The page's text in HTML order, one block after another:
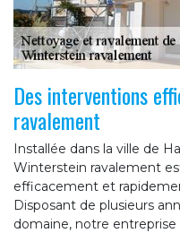
Des interventions
ravalement
Installée dans la ville de
Winterstein ravalement
efficacement et
Disposant de plusieurs
domaine, notre